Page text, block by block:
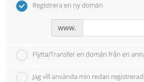
Registrera en ny domän
www.
Flytta/Transfer en domän från en
Jag vill använda min redan